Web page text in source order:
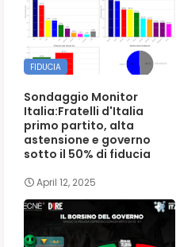
FIDUCIA
Sondaggio Monitor
Italia:Fratelli d'Italia
primo partito, alta
astensione e governo
sotto il 50% di fiducia
April 12, 2025